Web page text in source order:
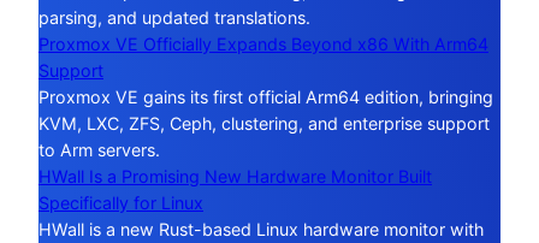
parsing, and updated translations.
Proxmox VE Officially Expands Beyond x86 With Arm64
Support
Proxmox VE gains its first official Arm64 edition, bringing
KVM, LXC, ZFS, Ceph, clustering, and enterprise support
to Arm servers.
HWall Is a Promising New Hardware Monitor Built
Specifically for Linux
HWall is a new Rust-based Linux hardware monitor with